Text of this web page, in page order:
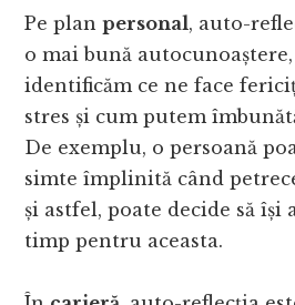
Pe planpersonal, auto-
o mai bună
identificăm ce ne face
stres și cum putem
De exemplu, o persoană
simte împlinită când
și astfel, poate decide să
timp pentru aceasta.